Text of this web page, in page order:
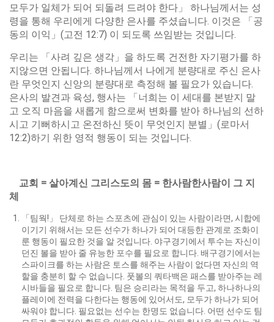
모두가 일체가 되어 되돌려 드려야 한다」 하나님께서는 성
령을 통해 우리에게 다양한 은사를 주셨습니다. 이것은 「공
동의 이익」(고전 12:7) 이 되도록 쓰임받는 것입니다.
우리는 「사려 깊은 생각」을 하도록 건전한 자기평가를 하
지않으면 안됩니다. 하나님께서 나에게 분량대로 주신 은사
란 무엇인지 신앙의 분량대로 측정해 볼 필요가 있습니다.
은사의 발견과 육성, 행사는 「너희는 이 세대를 본받지 말
고 오직 마음을 새롭게 함으로써 변화를 받아 하나님의 선하
시고 기뻐하시고 온전하신 뜻이 무엇인지 분별」(로마서
12:2)하기 위한 영적 행동이 되는 것입니다.
교회 = 살아계신 그리스도의 몸 = 한사람한사람이 그 지
체
「팀웍!」 단체로 하는 스포츠에 관심이 있는 사람이라면, 시합에
이기기 위해서는 모든 선수가 하나가 되어 대등한 관계로 조화이
룬 행동이 필요한 것을 알 것입니다. 야구경기에서 투수는 자신이
던진 볼을 받아 줄 유능한 포수를 필요로 합니다. 배구경기에서는
스파이크를 하는 사람은 토스를 해주는 사람이 없다면 자신의 역
할을 충분히 할 수 없습니다. 풋볼의 쿼타백은 패스를 받아주는 레
시바들을 필요로 합니다. 팀은 승리라는 목적을 두고, 하나하나의
플레이에 전력을 다한다는 행동에 있어서도, 모두가 하나가 되어
싸워야 합니다. 필요없는 선수는 한명도 없습니다. 어떤 선수도 팀